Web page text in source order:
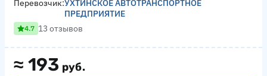
≈ 193 руб.
Перевозчик:УХТИНСКОЕ АВТОТРАНСПОРТНОЕ
ПРЕДПРИЯТИЕ
4.7 13 отзывов